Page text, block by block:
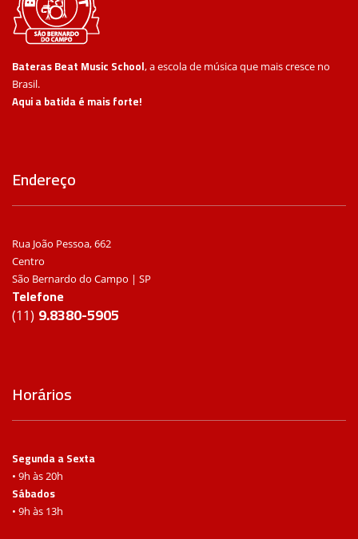
Bateras Beat Music School, a escola de música que mais cresce no
Brasil.
Aqui a batida é mais forte!
Endereço
Rua João Pessoa, 662
Centro
São Bernardo do Campo | SP
Telefone
(11) 9.8380-5905
Horários
Segunda a Sexta
• 9h às 20h
Sábados
• 9h às 13h